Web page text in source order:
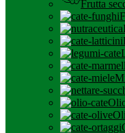
Frutta